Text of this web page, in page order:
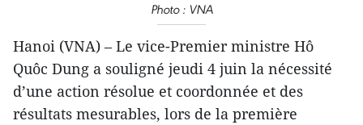
Photo : VNA
Hanoi (VNA) – Le vice-Premier ministre Hô
Quôc Dung a souligné jeudi 4 juin la nécessité
d’une action résolue et coordonnée et des
résultats mesurables, lors de la première